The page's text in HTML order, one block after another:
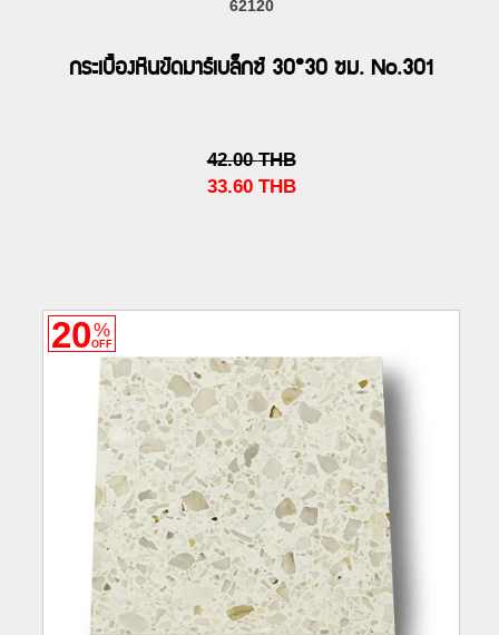
62120
กระเบื้องหินขัดมาร์เบล็กซ์ 30*30 ซม. No.301
42.00 THB
33.60 THB
20%
OFF